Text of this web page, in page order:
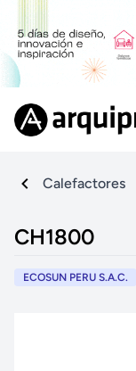
Calefactores
CH1800
ECOSUN PERU S.A.C.